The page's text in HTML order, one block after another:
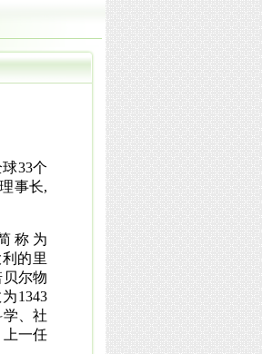
球33个
理事长,
称为
的里
尔物
1343
、社
上一任